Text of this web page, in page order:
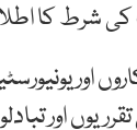
کی شرط کا
اور
اور